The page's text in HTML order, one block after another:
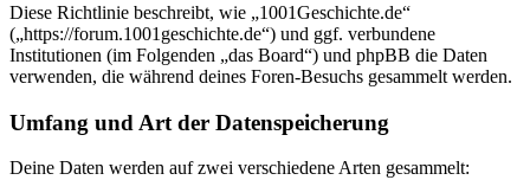
Diese Richtlinie beschreibt, wie „1001Geschichte.de“
(„https://forum.1001geschichte.de“) und ggf. verbundene
Institutionen (im Folgenden „das Board“) und phpBB die Daten
verwenden, die während deines Foren-Besuchs gesammelt werden.
Umfang und Art der Datenspeicherung
Deine Daten werden auf zwei verschiedene Arten gesammelt: